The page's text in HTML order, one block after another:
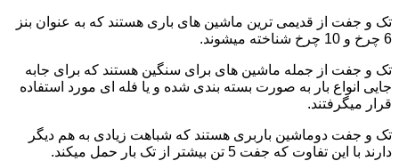
تک و جفت از قدیمی ترین ماشین های باری هستند که به عنوان بنز
6 چرخ و 10 چرخ شناخته میشوند.
تک و جفت از جمله ماشین های برای سنگین هستند که برای جابه
جایی انواع بار به صورت بسته بندی شده و یا فله ای مورد استفاده
قرار میگرفتند.
تک و جفت دوماشین باربری هستند که شباهت زیادی به هم دیگر
دارند با این تفاوت که جفت 5 تن بیشتر از تک بار حمل میکند.